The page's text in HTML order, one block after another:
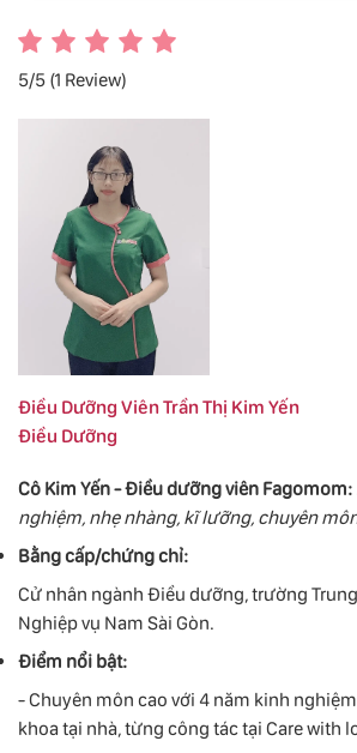
5/5 (1 Review)
Điều Dưỡng Viên Trần Thị Kim Yến
Điều Dưỡng
Cô Kim Yến - Điều dưỡng viên Fagomom:
nghiệm, nhẹ nhàng, kĩ lưỡng, chuyên
Bằng cấp/chứng chỉ:
Cử nhân ngành Điều dưỡng, trường
Nghiệp vụ Nam Sài Gòn.
Điểm nổi bật:
- Chuyên môn cao với 4 năm kinh
khoa tại nhà, từng công tác tại Care with